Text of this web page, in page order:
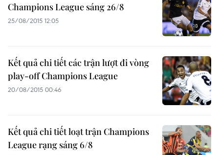
Champions League sáng 26/8
25/08/2015 12:05
Kết quả chi tiết các trận lượt đi vòng
play-off Champions League
20/08/2015 00:46
Kết quả chi tiết loạt trận Champions
League rạng sáng 6/8